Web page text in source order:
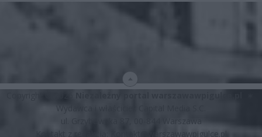
ul. Grzybowska 87, 00-844 Warszawa
Kontakt z redakcją:
Kontakt@warszawawpigulce.pl